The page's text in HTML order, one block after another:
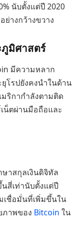
นับตั้งแต่ปี 2020
อย่างกว้างขวาง
ภูมิศาสตร์
มีความหลาก
โรปยังคงนำในด้าน
มริกากำลังตามติด
น็ตผ่านมือถือและ
าสกุลเงินดิจิทัล
สี่เท่านับตั้งแต่ปี
เชื่อมั่นที่เพิ่มขึ้นใน
ภาพของ Bitcoin ใน